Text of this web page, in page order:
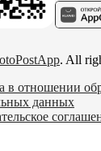
. All
в отношении
данных